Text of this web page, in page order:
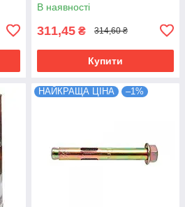
В наявності
311,45 ₴ 314,60 ₴
Купити
НАЙКРАЩА ЦІНА –1%